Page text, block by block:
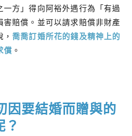
一方」得向阿裕外遇行為「有過
害賠償。並可以請求賠償非財產
喬喬訂婚所花的錢及精神上的
償 。
因要結婚而贈與的